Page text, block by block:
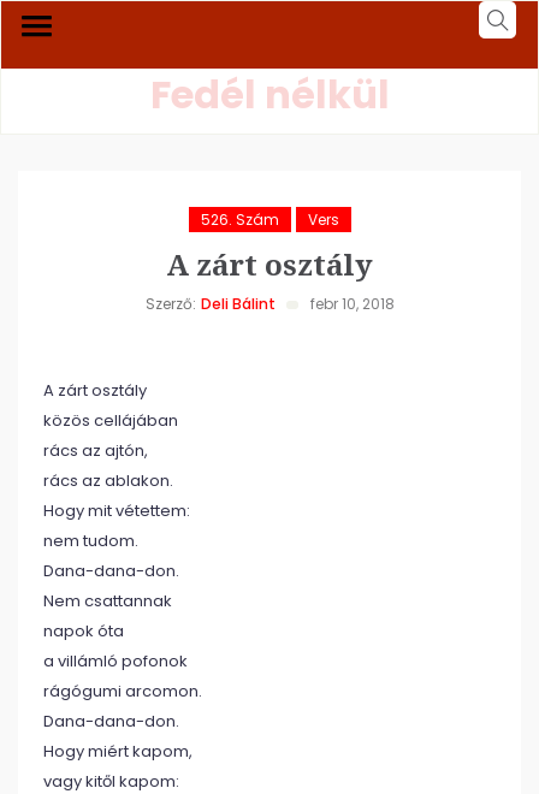
Fedél nélkül
526. Szám Vers
A zárt osztály
Szerző: Deli Bálint febr 10, 2018
A zárt osztály
közös cellájában
rács az ajtón,
rács az ablakon.
Hogy mit vétettem:
nem tudom.
Dana-dana-don.
Nem csattannak
napok óta
a villámló pofonok
rágógumi arcomon.
Dana-dana-don.
Hogy miért kapom,
vagy kitől kapom: